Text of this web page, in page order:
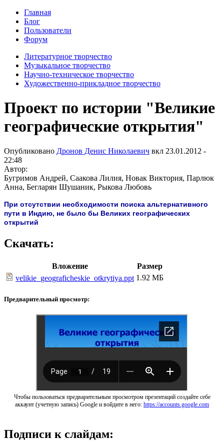
Главная
Блог
Пользователи
Форум
Литературное творчество
Музыкальное творчество
Научно-техническое творчество
Художественно-прикладное творчество
Проект по истории "Великие
географические открытия"
Опубликовано Дронов Денис Николаевич вкл 23.01.2012 -
22:48
Автор:
Бугримов Андрей, Саакова Лилия, Новак Виктория, Парлюк
Анна, Бегларян Шушаник, Рыкова Любовь
При отсутствии необходимости поиска альтернативного
пути в Индию, не было бы Великих географических
открытий
Скачать:
Вложение
Размер
velikie_geograficheskie_otkrytiya.ppt 1.92 МБ
Предварительный просмотр:
Чтобы пользоваться предварительным просмотром презентаций создайте себе
аккаунт (учетную запись) Google и войдите в него: https://accounts.google.com
Подписи к слайдам: